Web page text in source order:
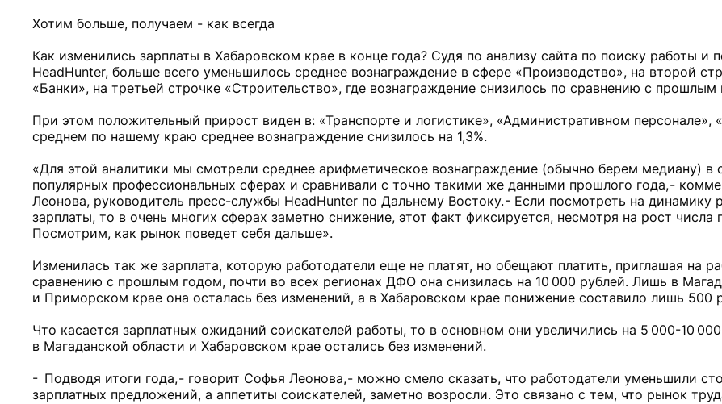
Хотим больше, получаем - как всегда
Как изменились зарплаты в Хабаровском крае в конце года? Судя по анализу сайта по поиску работы и
HeadHunter, больше всего уменьшилось среднее вознаграждение в сфере «Производство», на второй
«Банки», на третьей строчке «Строительство», где вознаграждение снизилось по сравнению с прошлым
При этом положительный прирост виден в: «Транспорте и логистике», «Административном персонале»,
среднем по нашему краю среднее вознаграждение снизилось на 1,3%.
«Для этой аналитики мы смотрели среднее арифметическое вознаграждение (обычно берем медиану) в
популярных профессиональных сферах и сравнивали с точно такими же данными прошлого года, -
Леонова, руководитель пресс-службы HeadHunter по Дальнему Востоку. - Если посмотреть на динамику
зарплаты, то в очень многих сферах заметно снижение, этот факт фиксируется, несмотря на рост числа
Посмотрим, как рынок поведет себя дальше».
Изменилась так же зарплата, которую работодатели еще не платят, но обещают платить, приглашая на
сравнению с прошлым годом, почти во всех регионах ДФО она снизилась на 10 000 рублей. Лишь в
и Приморском крае она осталась без изменений, а в Хабаровском крае понижение составило лишь 500
Что касается зарплатных ожиданий соискателей работы, то в основном они увеличились на 5 000-10
в Магаданской области и Хабаровском крае остались без изменений.
- Подводя итоги года, - говорит Софья Леонова, - можно смело сказать, что работодатели уменьшили
зарплатных предложений, а аппетиты соискателей, заметно возросли. Это связано с тем, что рынок